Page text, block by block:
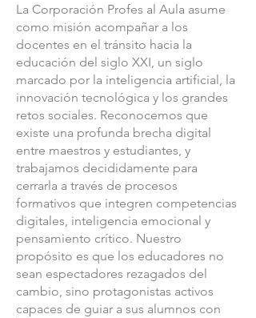
La Corporación Profes al Aula asume
como misión acompañar a los
docentes en el tránsito hacia la
educación del siglo XXI, un siglo
marcado por la inteligencia artificial, la
innovación tecnológica y los grandes
retos sociales. Reconocemos que
existe una profunda brecha digital
entre maestros y estudiantes, y
trabajamos decididamente para
cerrarla a través de procesos
formativos que integren competencias
digitales, inteligencia emocional y
pensamiento crítico. Nuestro
propósito es que los educadores no
sean espectadores rezagados del
cambio, sino protagonistas activos
capaces de guiar a sus alumnos con